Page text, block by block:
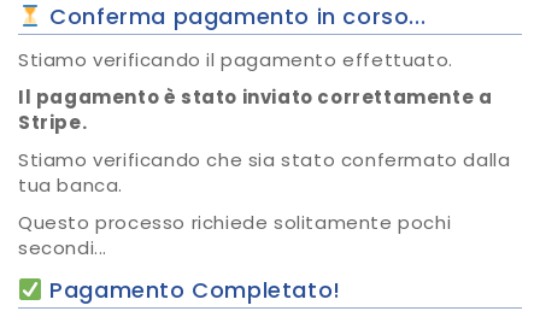
Conferma pagamento in corso...
Stiamo verificando il pagamento effettuato.
Il pagamento è stato inviato correttamente a
Stripe.
Stiamo verificando che sia stato confermato dalla
tua banca.
Questo processo richiede solitamente pochi
secondi...
Pagamento Completato!